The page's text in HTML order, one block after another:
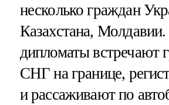
несколько граждан
Казахстана,
дипломаты встречают
СНГ на границе,
и рассаживают по